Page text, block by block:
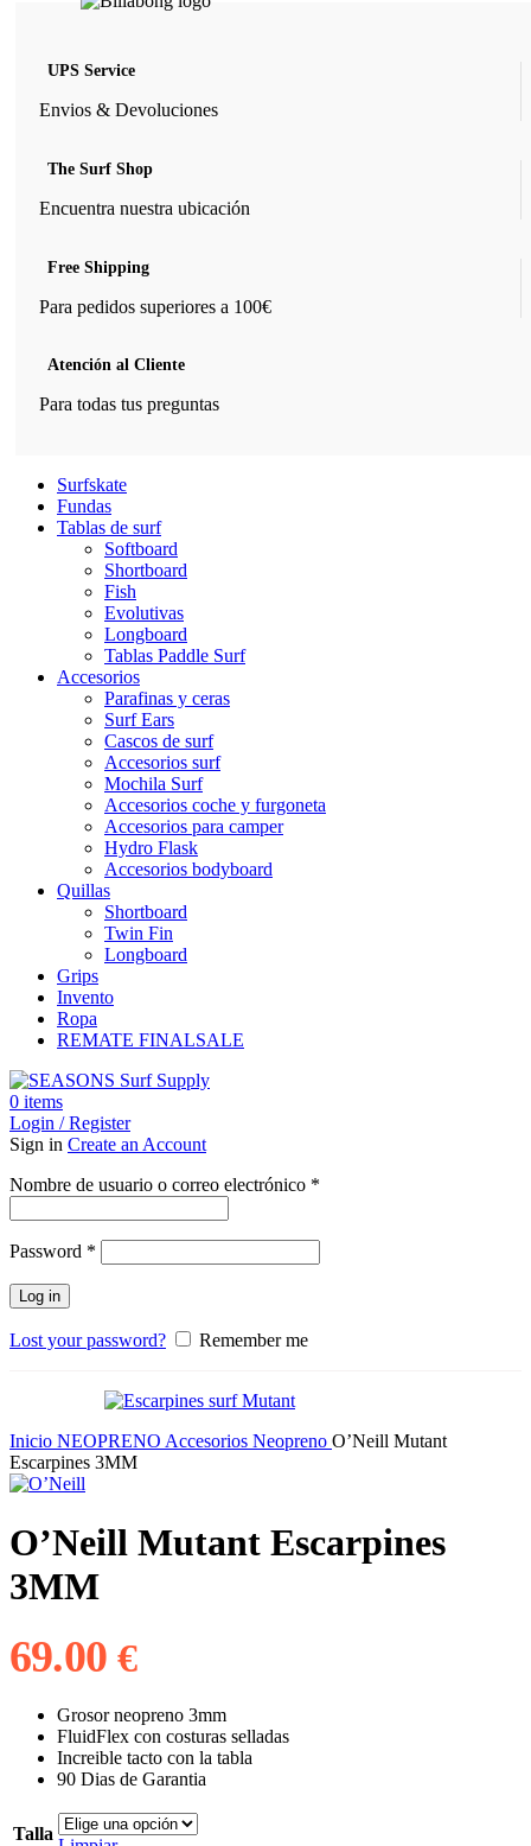
UPS Service
Envios & Devoluciones
The Surf Shop
Encuentra nuestra ubicación
Free Shipping
Para pedidos superiores a 100€
Atención al Cliente
Para todas tus preguntas
Surfskate
Fundas
Tablas de surf
Softboard
Shortboard
Fish
Evolutivas
Longboard
Tablas Paddle Surf
Accesorios
Parafinas y ceras
Surf Ears
Cascos de surf
Accesorios surf
Mochila Surf
Accesorios coche y furgoneta
Accesorios para camper
Hydro Flask
Accesorios bodyboard
Quillas
Shortboard
Twin Fin
Longboard
Grips
Invento
Ropa
REMATE FINALSALE
0 items
Login / Register
Sign in Create an Account
Nombre de usuario o correo electrónico *
Password *
Log in
Lost your password? Remember me
Inicio NEOPRENO Accesorios Neopreno O’Neill Mutant
Escarpines 3MM
O’Neill Mutant Escarpines
3MM
69.00€
Grosor neopreno 3mm
FluidFlex con costuras selladas
Increible tacto con la tabla
90 Dias de Garantia
Talla